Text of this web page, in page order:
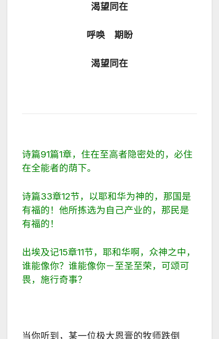
渴望同在
呼唤 期盼
渴望同在
诗篇91篇1章，住在至高者隐密处的，必住
在全能者的荫下。
诗篇33章12节，以耶和华为神的，那国是
有福的！他所拣选为自己产业的，那民是
有福的！
出埃及记15章11节，耶和华啊，众神之中，
谁能像你？谁能像你－至圣至荣，可颂可
畏，施行奇事？
当你听到，某一位极大恩膏的牧师跌倒